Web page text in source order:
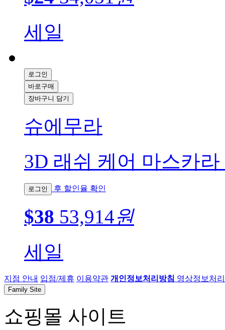
세일
로그인
바로구매
장바구니 담기
슈에무라
3D 래쉬 케어 마스카
로그인 후 할인율 확인
$38 53,914원
세일
지점 안내 입점/제휴 이용약관 개인정보처리방침 영상정보처
Family Site
쇼핑몰 사이트